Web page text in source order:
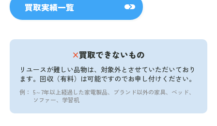
買取実績一覧
×買取できないもの
リユースが難しい品物は、対象外とさせていただいており
ます。 回収（有料）は可能ですのでお申し付けください。
例： 5～7年以上経過した家電製品、ブランド以外の家具、ベッド、
ソファー、学習机